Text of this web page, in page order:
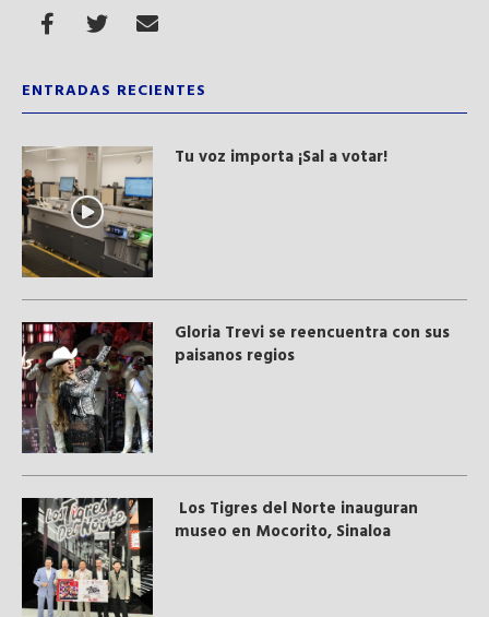
ENTRADAS RECIENTES
Tu voz importa ¡Sal a votar!
Gloria Trevi se reencuentra con sus
paisanos regios
Los Tigres del Norte inauguran
museo en Mocorito, Sinaloa